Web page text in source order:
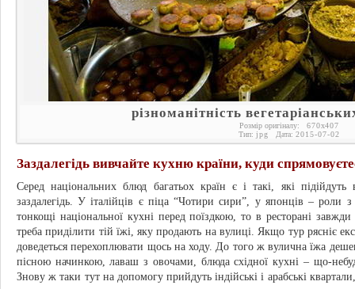
різноманітність
Розмір оригіналу: 670x407
Тип: jpg Дата: 2015-07-02
Заздалегідь вивчайте кухню країни, куди
Серед національних блюд багатьох країн є і такі, які підійдуть
заздалегідь. У італійців є піца “Чотири сири”, у японців – роли
тонкощі національної кухні перед поїздкою, то в ресторані
треба приділити тій їжі, яку продають на вулиці. Якщо тур рясніє
доведеться перехоплювати щось на ходу. До того ж вулична їжа
пісною начинкою, лаваш з овочами, блюда східної кухні – що-
Знову ж таки тут на допомогу прийдуть індійські і арабські квартали,